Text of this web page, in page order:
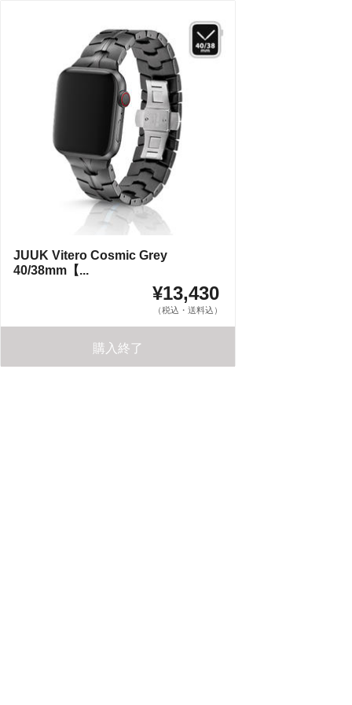
JUUK Vitero Cosmic Grey
40/38mm【...
¥13,430
（税込・送料込）
購入終了